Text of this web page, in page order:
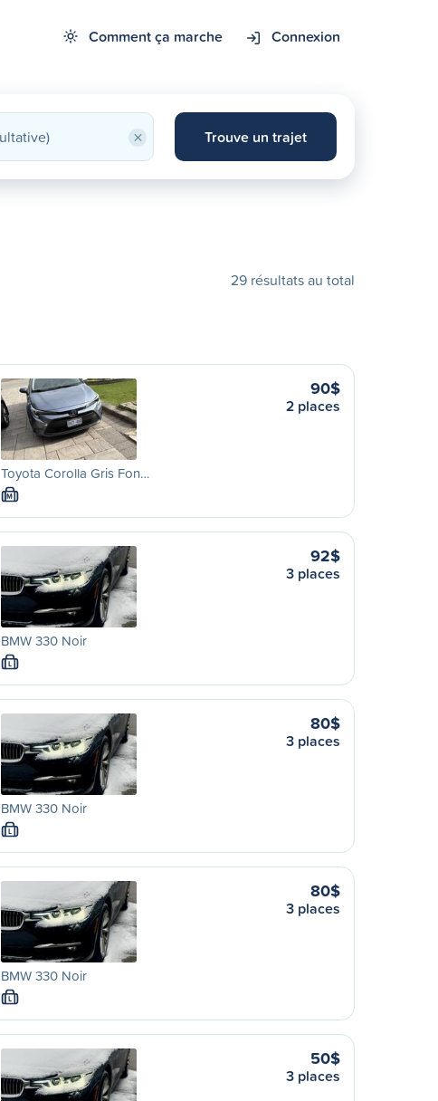
Comment ça marche Connexion
× Trouve un trajet
29 résultats au total
Toyota Corolla Gris Fon…
M
90$
2 places
BMW 330 Noir
L
92$
3 places
BMW 330 Noir
L
80$
3 places
BMW 330 Noir
L
80$
3 places
50$
3 places